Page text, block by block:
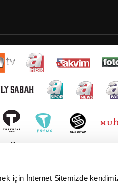
için İnternet Sitemizde